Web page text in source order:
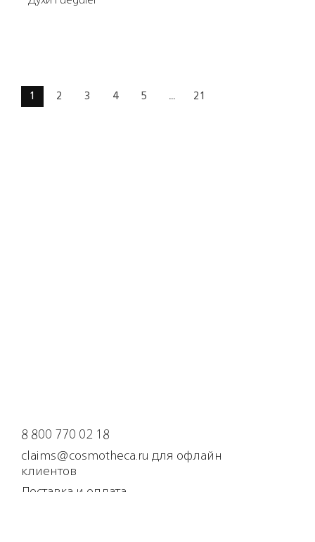
1 2 3 4 5 ... 21
8 800 770 02 18
claims@cosmotheca.ru для офлайн
клиентов
Доставка и оплата